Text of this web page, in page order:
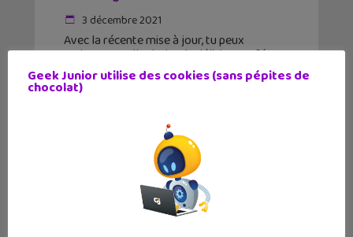
3 décembre 2021
Avec la récente mise à jour, tu peux
maintenant aller boire de délicieux café
chez Robusto. Mais savais-tu que tu
pouvais gagner des objets inédits ? Geek
Junior va te montrer la marche à suivre
Geek Junior utilise des cookies (sans pépites de
chocolat)